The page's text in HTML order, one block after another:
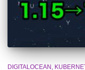
DIGITALOCEAN